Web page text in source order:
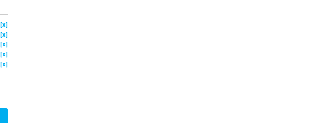
[x]
[x]
[x]
[x]
[x]